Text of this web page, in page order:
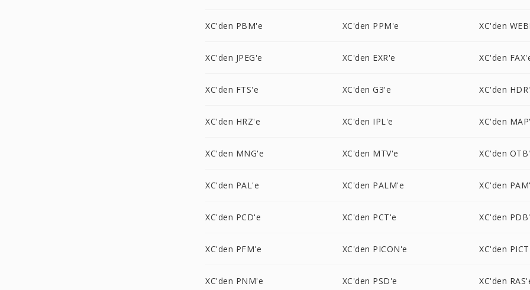
XC'den PBM'e XC'den PPM'e XC'den
XC'den JPEG'e XC'den EXR'e XC'den
XC'den FTS'e XC'den G3'e XC'den
XC'den HRZ'e XC'den IPL'e XC'den
XC'den MNG'e XC'den MTV'e XC'den
XC'den PAL'e XC'den PALM'e XC'den
XC'den PCD'e XC'den PCT'e XC'den
XC'den PFM'e XC'den PICON'e XC'den
XC'den PNM'e XC'den PSD'e XC'den